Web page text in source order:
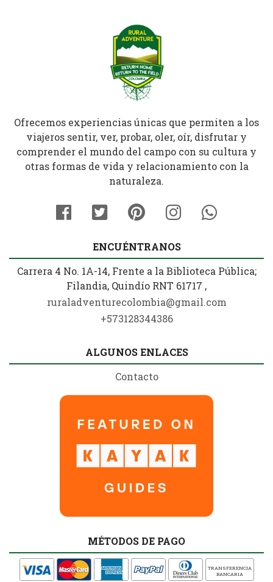
Ofrecemos experiencias únicas que permiten a los
viajeros sentir, ver, probar, oler, oír, disfrutar y
comprender el mundo del campo con su cultura y
otras formas de vida y relacionamiento con la
naturaleza.
ENCUÉNTRANOS
Carrera 4 No. 1A-14, Frente a la Biblioteca Pública;
Filandia, Quindío RNT 61717 ,
ruraladventurecolombia@gmail.com
+573128344386
ALGUNOS ENLACES
Contacto
MÉTODOS DE PAGO
TRANSFERENCIA
BANCARIA